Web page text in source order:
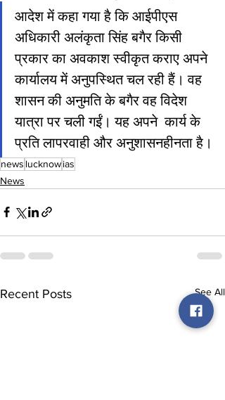
आदेश में कहा गया है कि आईपीएस
अधिकारी अलंकृता सिंह बगैर किसी
प्रकार का अवकाश स्वीकृत कराए अपने
कार्यालय में अनुपस्थित चल रही हैं। वह
शासन की अनुमति के बगैर वह विदेश
यात्रा पर चली गईं। यह अपने  कार्य के
प्रति लापरवाही और अनुशासनहीनता है।
news lucknowias
News
Recent Posts See All